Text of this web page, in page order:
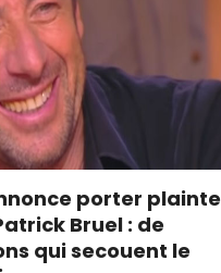
porter plainte
Bruel : de
qui secouent le